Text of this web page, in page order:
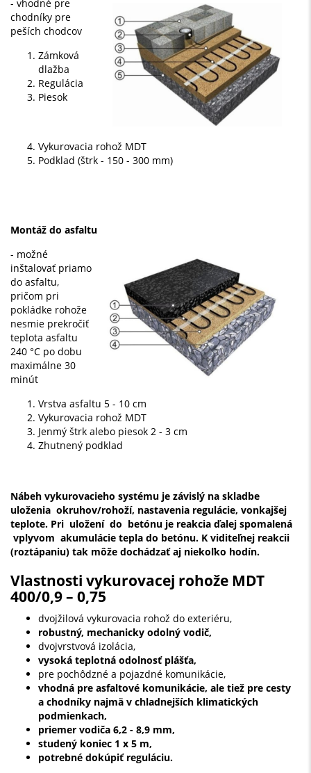
- vhodné pre
chodníky pre
peších chodcov
Zámková
dlažba
Regulácia
Piesok
Vykurovacia rohož MDT
Podklad (štrk - 150 - 300 mm)
Montáž do asfaltu
- možné
inštalovať priamo
do asfaltu,
pričom pri
pokládke rohože
nesmie prekročiť
teplota asfaltu
240 °C po dobu
maximálne 30
minút
Vrstva asfaltu 5 - 10 cm
Vykurovacia rohož MDT
Jenmý štrk alebo piesok 2 - 3 cm
Zhutnený podklad
Nábeh vykurovacieho systému je závislý na skladbe
uloženia okruhov/rohoží, nastavenia regulácie, vonkajšej
teplote. Pri uložení do betónu je reakcia ďalej spomalená
vplyvom akumulácie tepla do betónu. K viditeľnej reakcii
(roztápaniu) tak môže dochádzať aj niekoľko hodín.
Vlastnosti vykurovacej rohože MDT
400/0,9 – 0,75
dvojžilová vykurovacia rohož do exteriéru,
robustný, mechanicky odolný vodič,
dvojvrstvová izolácia,
vysoká teplotná odolnosť plášťa,
pre pochôdzné a pojazdné komunikácie,
vhodná pre asfaltové komunikácie, ale tiež pre cesty
a chodníky najmä v chladnejších klimatických
podmienkach,
priemer vodiča 6,2 - 8,9 mm,
studený koniec 1 x 5 m,
potrebné dokúpiť reguláciu.